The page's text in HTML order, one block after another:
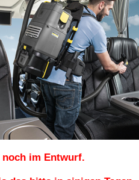
noch im Entwurf.